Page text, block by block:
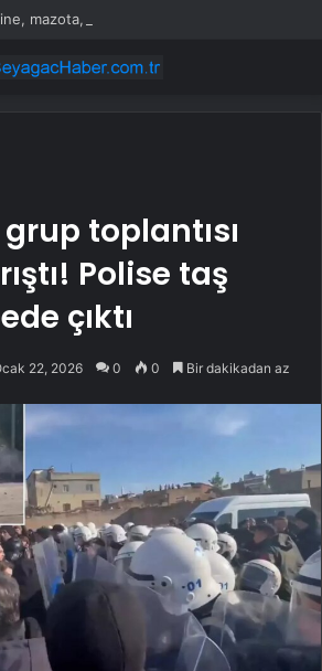
grup toplantısı
Polise taş
çıktı
22, 2026 0 0 Bir dakikadan az